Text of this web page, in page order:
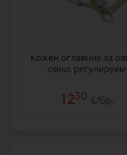
Кожен оглавник за
овни, регулируем
1230 €/бр.